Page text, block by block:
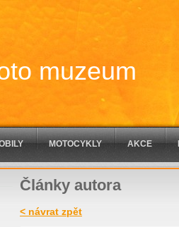
muzeum
MOTOCYKLY AKCE
Články autora
< návrat zpět